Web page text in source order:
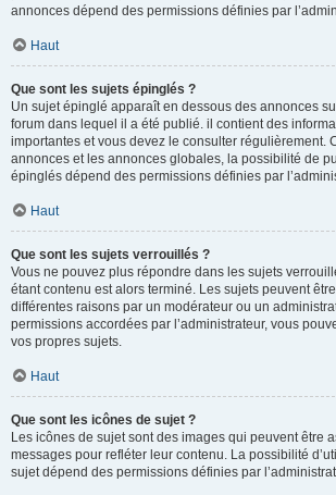
annonces dépend des permissions définies par
Haut
Que sont les sujets épinglés ?
Un sujet épinglé apparaît en dessous des annonces
forum dans lequel il a été publié. il contient des
importantes et vous devez le consulter régulièrement.
annonces et les annonces globales, la possibilité de
épinglés dépend des permissions définies par
Haut
Que sont les sujets verrouillés ?
Vous ne pouvez plus répondre dans les sujets
étant contenu est alors terminé. Les sujets peuvent
différentes raisons par un modérateur ou un
permissions accordées par l’administrateur, vous
vos propres sujets.
Haut
Que sont les icônes de sujet ?
Les icônes de sujet sont des images qui peuvent être
messages pour refléter leur contenu. La possibilité
sujet dépend des permissions définies par